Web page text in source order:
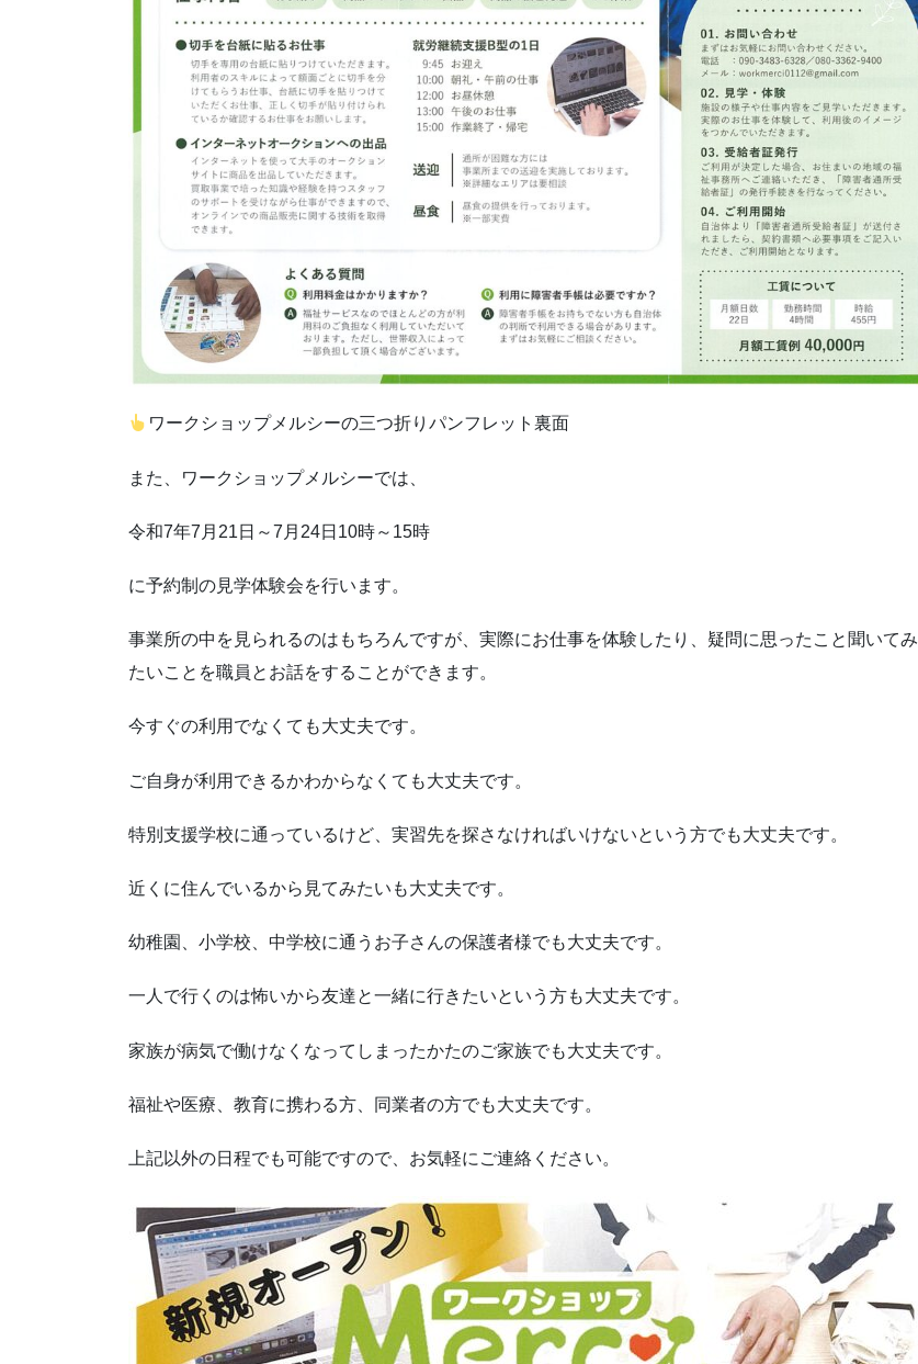
ワークショップメルシーの三つ折りパンフレット裏面
また、ワークショップメルシーでは、
令和7年7月21日～7月24日10時～15時
に予約制の見学体験会を行います。
事業所の中を見られるのはもちろんですが、実際にお仕事を体験したり、疑問に思ったこと聞いてみ
たいことを職員とお話をすることができます。
今すぐの利用でなくても大丈夫です。
ご自身が利用できるかわからなくても大丈夫です。
特別支援学校に通っているけど、実習先を探さなければいけないという方でも大丈夫です。
近くに住んでいるから見てみたいも大丈夫です。
幼稚園、小学校、中学校に通うお子さんの保護者様でも大丈夫です。
一人で行くのは怖いから友達と一緒に行きたいという方も大丈夫です。
家族が病気で働けなくなってしまったかたのご家族でも大丈夫です。
福祉や医療、教育に携わる方、同業者の方でも大丈夫です。
上記以外の日程でも可能ですので、お気軽にご連絡ください。